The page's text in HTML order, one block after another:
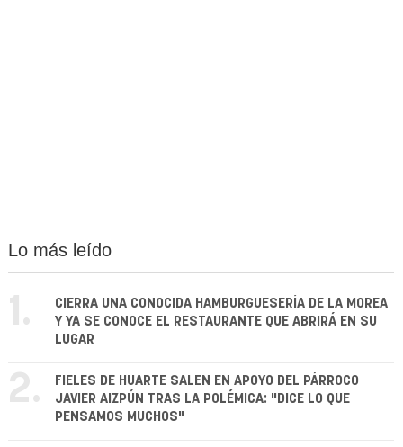
Lo más leído
1.
CIERRA UNA CONOCIDA HAMBURGUESERÍA DE LA MOREA
Y YA SE CONOCE EL RESTAURANTE QUE ABRIRÁ EN SU
LUGAR
2.
FIELES DE HUARTE SALEN EN APOYO DEL PÁRROCO
JAVIER AIZPÚN TRAS LA POLÉMICA: "DICE LO QUE
PENSAMOS MUCHOS"